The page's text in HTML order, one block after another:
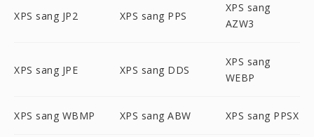
XPS sang JP2 XPS sang PPS
XPS sang
AZW3
XPS sang JPE XPS sang DDS
XPS sang
WEBP
XPS sang WBMP XPS sang ABW XPS sang PPSX